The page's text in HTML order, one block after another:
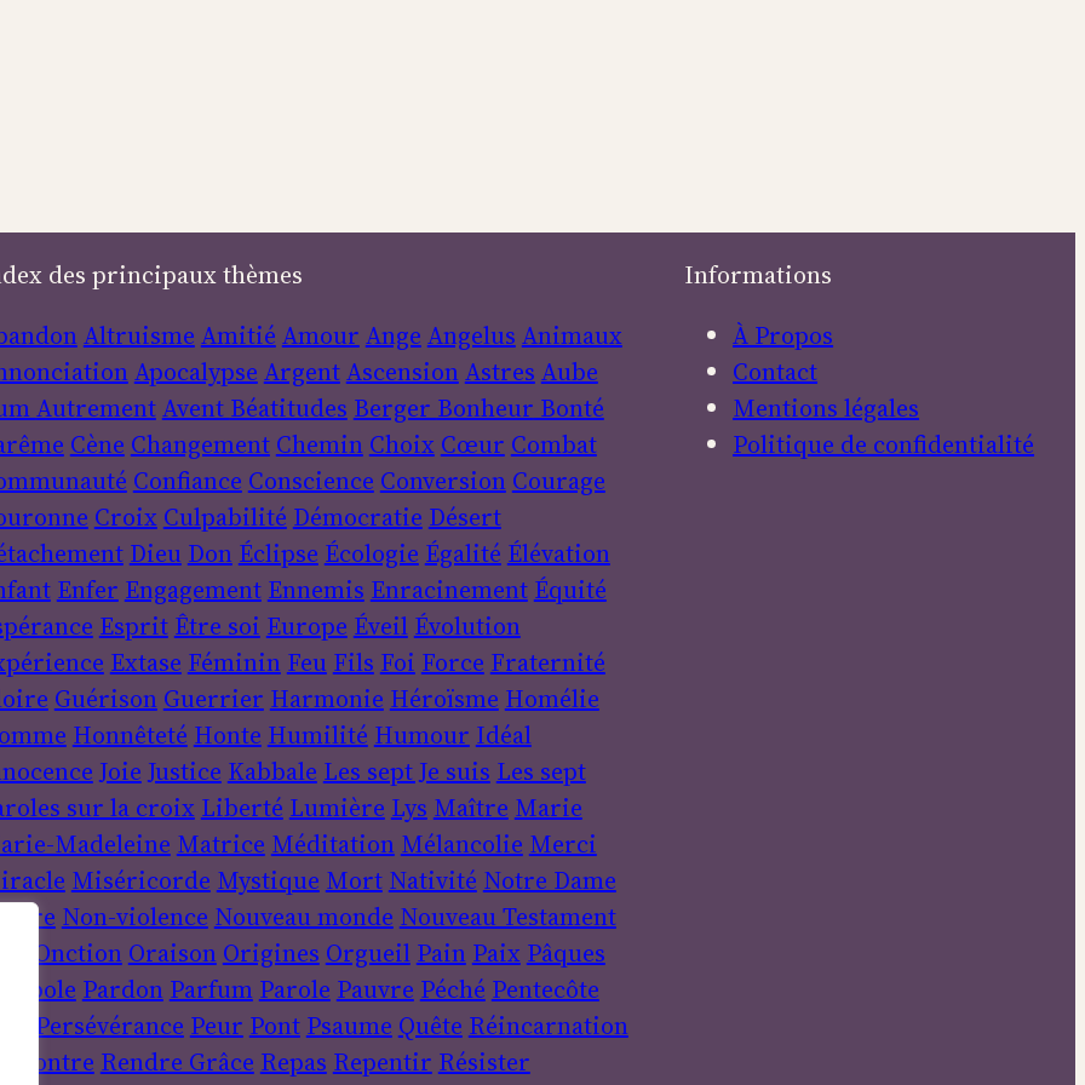
des principaux thèmes
Altruisme Amitié Amour Ange Angelus Animaux
Apocalypse ArgentAscensionAstres Aube
AutrementAvent Béatitudes Berger Bonheur Bonté
Cène Changement Chemin Choix Cœur Combat
Confiance Conscience Conversion Courage
Croix Culpabilité Démocratie Désert
Dieu Don Éclipse Écologie Égalité Élévation
Enfer Engagement Ennemis Enracinement Équité
Esprit Être soi Europe Éveil Évolution
Extase Féminin Feu Fils Foi Force Fraternité
Guérison Guerrier Harmonie Héroïsme Homélie
Honnêteté Honte Humilité Humour Idéal
Joie Justice Kabbale Les sept Je suis Les sept
sur la croix Liberté Lumière Lys Maître Marie
Madeleine Matrice Méditation Mélancolie Merci
Miséricorde Mystique Mort Nativité Notre Dame
Non-violence Nouveau monde Nouveau Testament
Onction Oraison Origines Orgueil Pain Paix Pâques
Pardon Parfum Parole Pauvre Péché Pentecôte
Persévérance Peur Pont Psaume Quête Réincarnation
Rendre Grâce Repas Repentir Résister
Informations
À Propos
Contact
Mentions légales
Politique de confidentialité